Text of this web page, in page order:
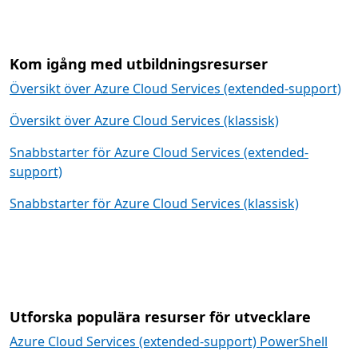
Kom igång med utbildningsresurser
Översikt över Azure Cloud Services (extended-support)
Översikt över Azure Cloud Services (klassisk)
Snabbstarter för Azure Cloud Services (extended-
support)
Snabbstarter för Azure Cloud Services (klassisk)
Utforska populära resurser för utvecklare
Azure Cloud Services (extended-support) PowerShell